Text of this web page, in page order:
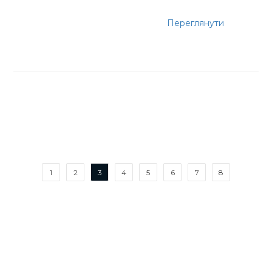
Переглянути
1 2 3 4 5 6 7 8